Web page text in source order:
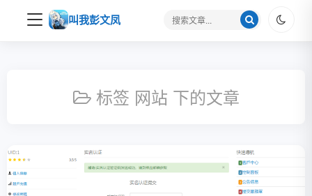
叫我彭文凤
搜
标签 网站 下的文章